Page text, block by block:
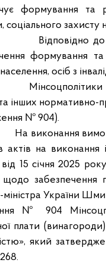
формування та
соціального захисту
до п. 3
формування та
осіб з
інших нормативно-
№ 904).
вимог ст. 18
актів на виконання
від 15 січня 2025
щодо забезпечення
міністра України
№ 904
плати
який